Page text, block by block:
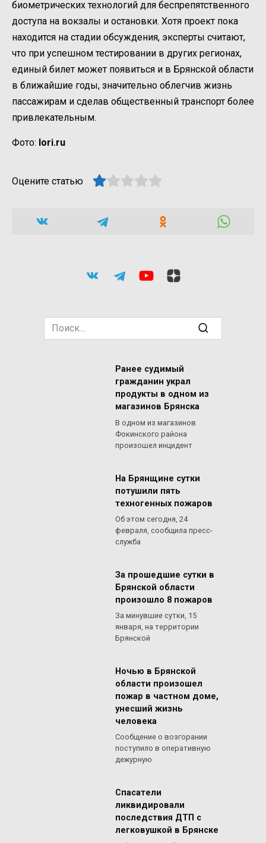
биометрических технологий для беспрепятственного
доступа на вокзалы и остановки. Хотя проект пока
находится на стадии обсуждения, эксперты считают,
что при успешном тестировании в других регионах,
единый билет может появиться и в Брянской области
в ближайшие годы, значительно облегчив жизнь
пассажирам и сделав общественный транспорт более
привлекательным.
Фото: lori.ru
Оцените статью
Search
for:
Ранее судимый
гражданин украл
продукты в одном из
магазинов Брянска
В одном из магазинов
Фокинского района
произошел инцидент
На Брянщине сутки
потушили пять
техногенных пожаров
Об этом сегодня, 24
февраля, сообщила пресс-
служба
За прошедшие сутки в
Брянской области
произошло 8 пожаров
За минувшие сутки, 15
января, на территории
Брянской
Ночью в Брянской
области произошел
пожар в частном доме,
унесший жизнь
человека
Сообщение о возгорании
поступило в оперативную
дежурную
Спасатели
ликвидировали
последствия ДТП с
легковушкой в Брянске